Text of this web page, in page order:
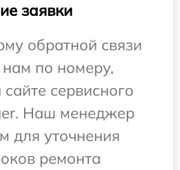
заявки
обратной связи
по номеру,
сервисного
Наш менеджер
для уточнения
ремонта